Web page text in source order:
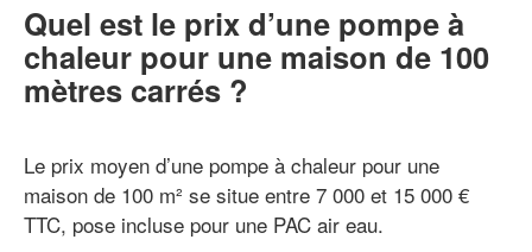
Quel est le prix d’une pompe à
chaleur pour une maison de 100
mètres carrés ?
Le prix moyen d’une pompe à chaleur pour une
maison de 100 m² se situe entre 7 000 et 15 000 €
TTC, pose incluse pour une PAC air eau.